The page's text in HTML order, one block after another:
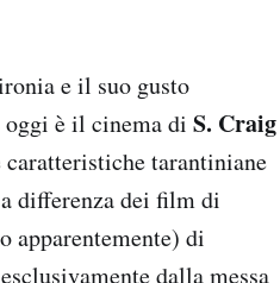
e il suo gusto
è il cinema di S. Craig
tarantiniane
differenza dei film di
apparentemente) di
dalla messa